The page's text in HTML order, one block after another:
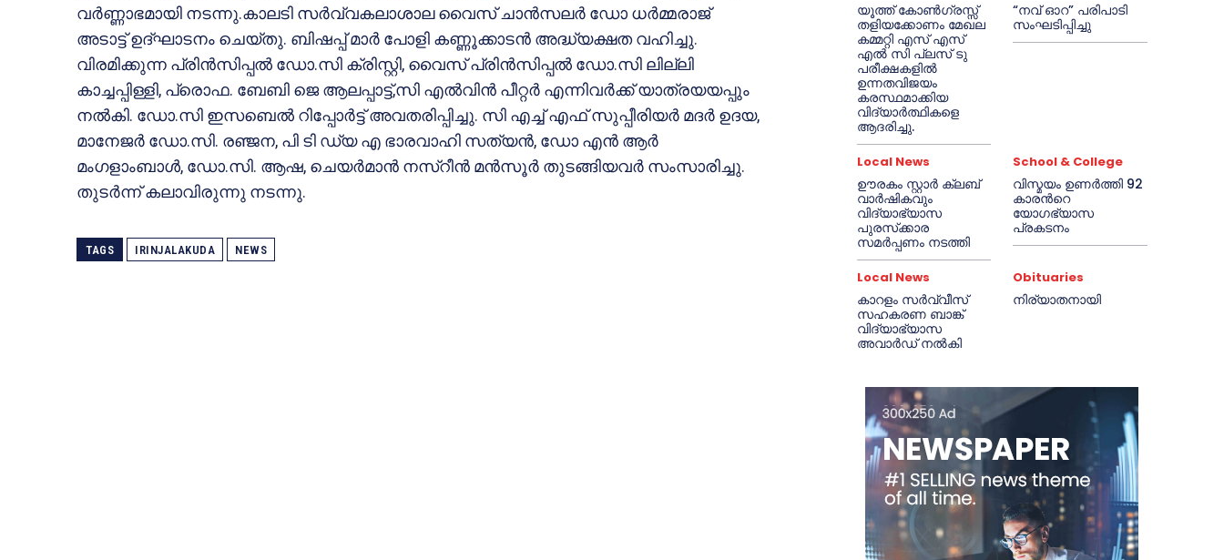
വര്‍ണ്ണാഭമായി നടന്നു.കാലടി സര്‍വ്വകലാശാല വൈസ് ചാന്‍സലര്‍ ഡോ ധര്‍മ്മരാജ്
അടാട്ട് ഉദ്ഘാടനം ചെയ്തു. ബിഷപ്പ് മാര്‍ പോളി കണ്ണൂക്കാടന്‍ അദ്ധ്യക്ഷത വഹിച്ചു.
വിരമിക്കുന്ന പ്രിന്‍സിപ്പല്‍ ഡോ.സി ക്രിസ്റ്റി, വൈസ് പ്രിന്‍സിപ്പല്‍ ഡോ.സി ലില്ലി
കാച്ചപ്പിള്ളി, പ്രൊഫ. ബേബി ജെ ആലപ്പാട്ട്,സി എല്‍വിന്‍ പീറ്റര്‍ എന്നിവര്‍ക്ക് യാത്രയയപ്പും
നല്‍കി. ഡോ.സി ഇസബെല്‍ റിപ്പോര്‍ട്ട് അവതരിപ്പിച്ചു. സി എച്ച് എഫ് സുപ്പീരിയര്‍ മദര്‍ ഉദയ,
മാനേജര്‍ ഡോ.സി. രഞ്ജന, പി ടി ഡ്യ എ ഭാരവാഹി സത്യന്‍, ഡോ എന്‍ ആര്‍
മംഗളാംബാള്‍, ഡോ.സി. ആഷ, ചെയര്‍മാന്‍ നസ്‌റീന്‍ മന്‍സൂര്‍ തുടങ്ങിയവര്‍ സംസാരിച്ചു.
തുടര്‍ന്ന് കലാവിരുന്നു നടന്നു.
TAGS IRINJALAKUDA NEWS
യൂത്ത് കോൺഗ്രസ്സ്
തളിയക്കോണം മേഖല
കമ്മറ്റി എസ് എസ്
എൽ സി പ്ലസ് ടു
പരീക്ഷകളിൽ
ഉന്നതവിജയം
കരസ്ഥമാക്കിയ
വിദ്യാർത്ഥികളെ
ആദരിച്ചു.
“നവ് ഓറ” പരിപാടി
സംഘടിപ്പിച്ചു
Local News
ഊരകം സ്റ്റാർ ക്ലബ്
വാർഷികവും
വിദ്യാഭ്യാസ
പുരസ്‌ക്കാര
സമർപ്പണം നടത്തി
School & College
വിസ്മയം ഉണർത്തി 92
കാരൻറെ
യോഗഭ്യാസ
പ്രകടനം
Local News
കാറളം സർവ്വീസ്
സഹകരണ ബാങ്ക്
വിദ്യാഭ്യാസ
അവാർഡ് നൽകി
Obituaries
നിര്യാതനായി